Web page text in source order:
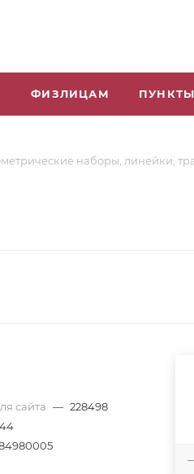
ФИЗЛИЦАМ
наборы, линейки,
сайта — 228498